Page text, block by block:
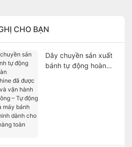
CHO BẠN
Dây chuyền sản xuất
bánh tự động hoàn